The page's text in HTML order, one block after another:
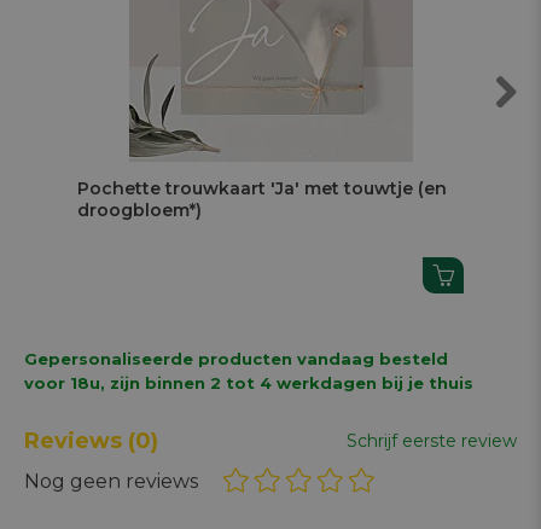
Pochette trouwkaart 'Ja' met touwtje (en
droogbloem*)
Gepersonaliseerde producten vandaag besteld
voor 18u, zijn binnen 2 tot 4 werkdagen bij je thuis
Reviews (0) Schrijf eerste review
Nog geen reviews